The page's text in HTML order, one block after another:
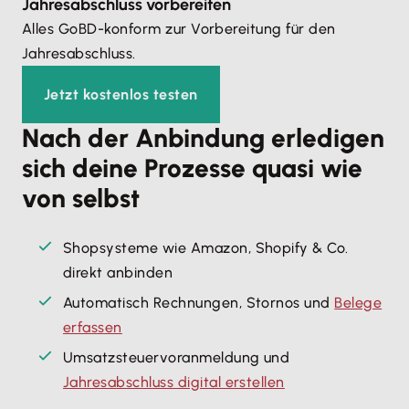
Jahresabschluss vorbereiten
Alles GoBD-konform zur Vorbereitung für den
Jahresabschluss.
Jetzt kostenlos testen
Nach der Anbindung erledigen
sich deine Prozesse quasi wie
von selbst
Shopsysteme wie Amazon, Shopify & Co.
direkt anbinden
Automatisch Rechnungen, Stornos und Belege
erfassen
Umsatzsteuervoranmeldung und
Jahresabschluss digital erstellen